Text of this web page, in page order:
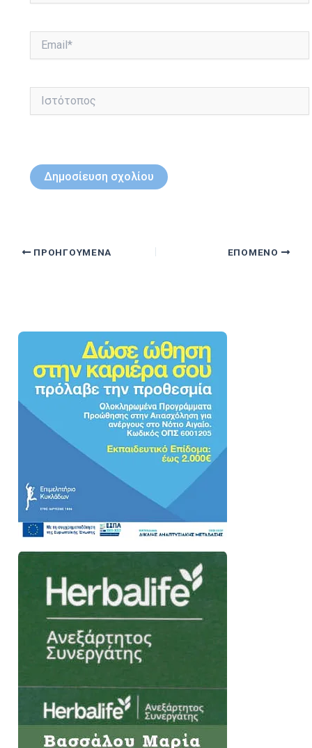
Ιστότοπος
ΠΡΟΗΓΟΎΜΕΝΑ ΕΠΌΜΕΝΟ